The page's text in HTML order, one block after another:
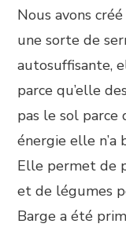
Nous avons
une sorte de
autosuffisante,
parce qu’elle
pas le sol
énergie elle n’a
Elle permet de
et de légumes
Barge a été